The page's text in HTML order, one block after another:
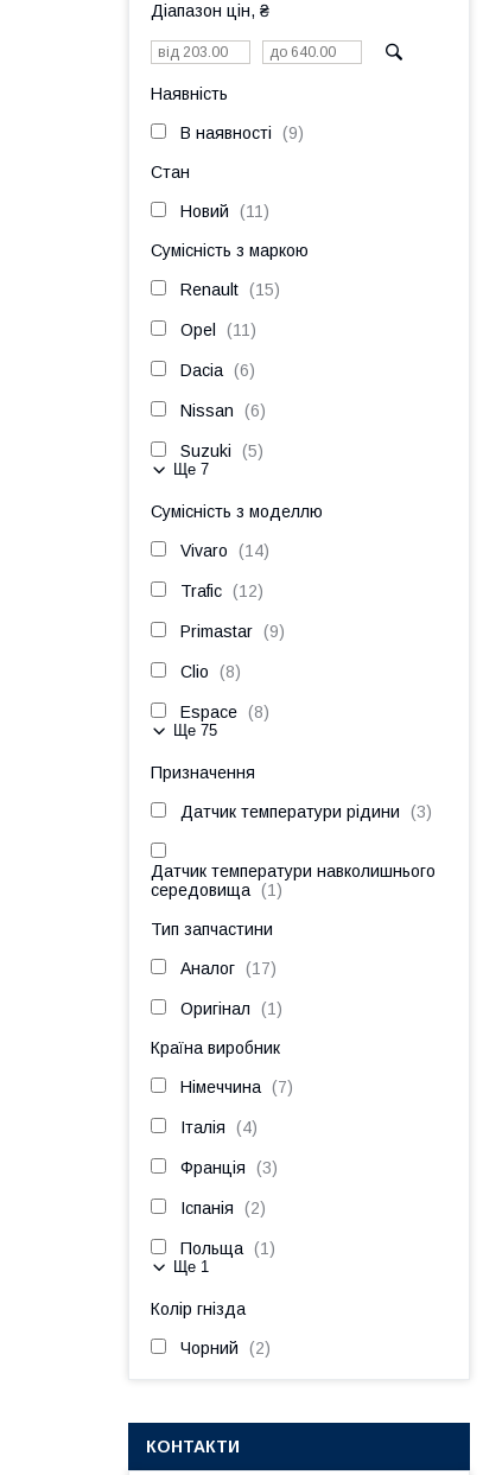
Діапазон цін, ₴
Наявність
В наявності 9
Стан
Новий 11
Сумісність з маркою
Renault 15
Opel 11
Dacia 6
Nissan 6
Suzuki 5
Ще 7
Сумісність з моделлю
Vivaro 14
Trafic 12
Primastar 9
Clio 8
Espace 8
Ще 75
Призначення
Датчик температури рідини 3
Датчик температури навколишнього
середовища
1
Тип запчастини
Аналог 17
Оригінал 1
Країна виробник
Німеччина 7
Італія 4
Франція 3
Іспанія 2
Польща 1
Ще 1
Колір гнізда
Чорний 2
КОНТАКТИ